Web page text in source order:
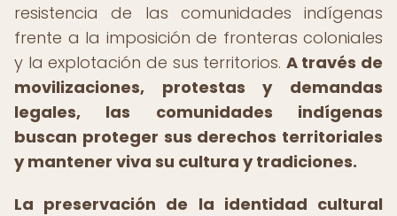
resistencia de las comunidades indígenas
frente a la imposición de fronteras coloniales
y la explotación de sus territorios. A través de
movilizaciones, protestas y demandas
legales, las comunidades indígenas
buscan proteger sus derechos territoriales
y mantener viva su cultura y tradiciones.
La preservación de la identidad cultural